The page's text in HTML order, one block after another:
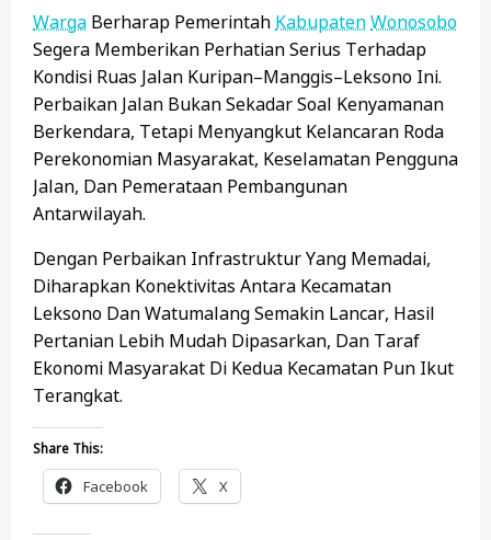
Warga Berharap Pemerintah KabupatenWonosobo
Segera Memberikan Perhatian Serius Terhadap
Kondisi Ruas Jalan Kuripan–Manggis–Leksono Ini.
Perbaikan Jalan Bukan Sekadar Soal Kenyamanan
Berkendara, Tetapi Menyangkut Kelancaran Roda
Perekonomian Masyarakat, Keselamatan Pengguna
Jalan, Dan Pemerataan Pembangunan
Antarwilayah.
Dengan Perbaikan Infrastruktur Yang Memadai,
Diharapkan Konektivitas Antara Kecamatan
Leksono Dan Watumalang Semakin Lancar, Hasil
Pertanian Lebih Mudah Dipasarkan, Dan Taraf
Ekonomi Masyarakat Di Kedua Kecamatan Pun Ikut
Terangkat.
Share This:
Facebook X